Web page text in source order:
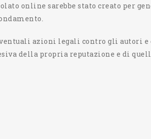
online sarebbe stato creato per
azioni legali contro gli autori e
della propria reputazione e di